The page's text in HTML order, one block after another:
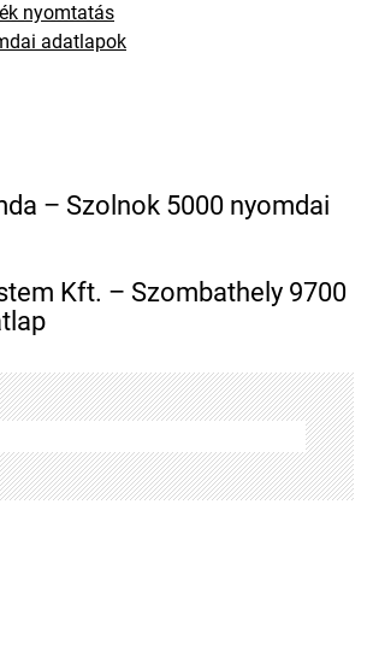
nyomtatás
adatlapok
– Szolnok 5000 nyomdai
Kft. – Szombathely 9700